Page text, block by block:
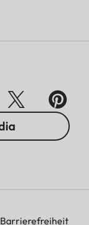
Barrierefreiheit